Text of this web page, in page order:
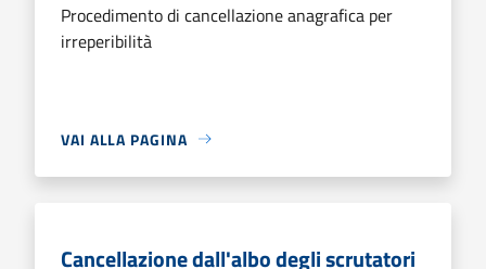
Procedimento di cancellazione anagrafica per
irreperibilità
VAI ALLA PAGINA
Cancellazione dall'albo degli scrutatori